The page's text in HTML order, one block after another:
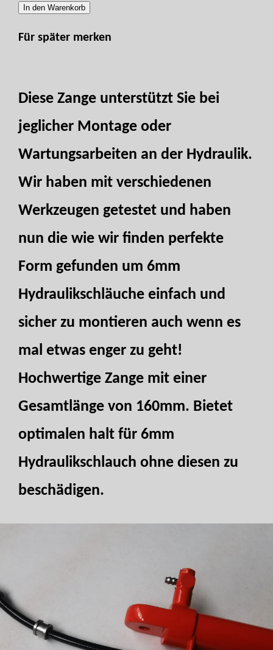
In den Warenkorb
Für später merken
Diese Zange unterstützt Sie bei
jeglicher Montage oder
Wartungsarbeiten an der Hydraulik.
Wir haben mit verschiedenen
Werkzeugen getestet und haben
nun die wie wir finden perfekte
Form gefunden um 6mm
Hydraulikschläuche einfach und
sicher zu montieren auch wenn es
mal etwas enger zu geht!
Hochwertige Zange mit einer
Gesamtlänge von 160mm. Bietet
optimalen halt für 6mm
Hydraulikschlauch ohne diesen zu
beschädigen.